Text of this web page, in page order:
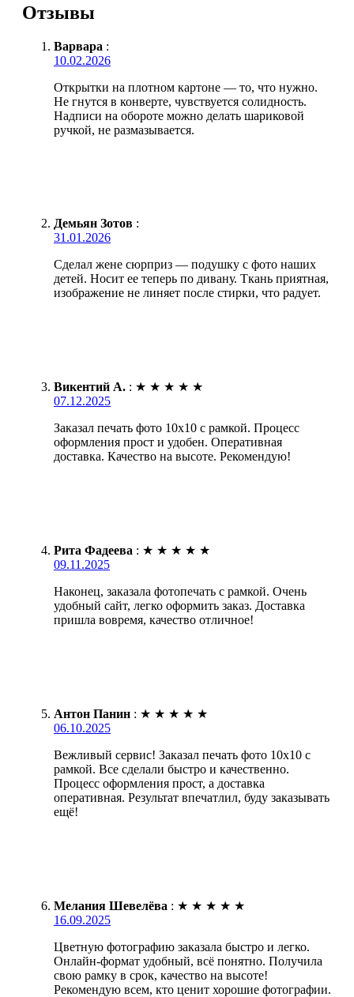
Отзывы
Варвара :
10.02.2026
Открытки на плотном картоне — то, что нужно.
Не гнутся в конверте, чувствуется солидность.
Надписи на обороте можно делать шариковой
ручкой, не размазывается.
Демьян Зотов :
31.01.2026
Сделал жене сюрприз — подушку с фото наших
детей. Носит ее теперь по дивану. Ткань приятная,
изображение не линяет после стирки, что радует.
Викентий А. : ★ ★ ★ ★ ★
07.12.2025
Заказал печать фото 10х10 с рамкой. Процесс
оформления прост и удобен. Оперативная
доставка. Качество на высоте. Рекомендую!
Рита Фадеева : ★ ★ ★ ★ ★
09.11.2025
Наконец, заказала фотопечать с рамкой. Очень
удобный сайт, легко оформить заказ. Доставка
пришла вовремя, качество отличное!
Антон Панин : ★ ★ ★ ★ ★
06.10.2025
Вежливый сервис! Заказал печать фото 10х10 с
рамкой. Все сделали быстро и качественно.
Процесс оформления прост, а доставка
оперативная. Результат впечатлил, буду заказывать
ещё!
Мелания Шевелёва : ★ ★ ★ ★ ★
16.09.2025
Цветную фотографию заказала быстро и легко.
Онлайн-формат удобный, всё понятно. Получила
свою рамку в срок, качество на высоте!
Рекомендую всем, кто ценит хорошие фотографии.